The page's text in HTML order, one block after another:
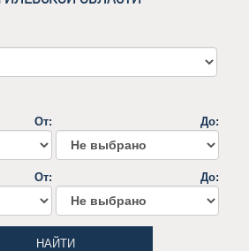
От: До:
От: До:
НАЙТИ